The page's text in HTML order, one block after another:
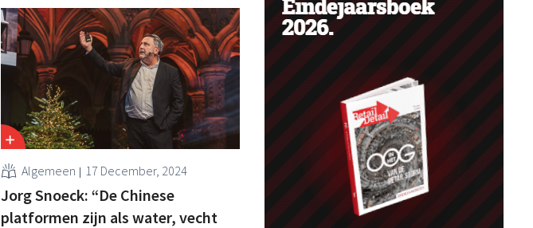
Algemeen 17 December, 2024
Jorg Snoeck: “De Chinese
platformen zijn als water, vecht